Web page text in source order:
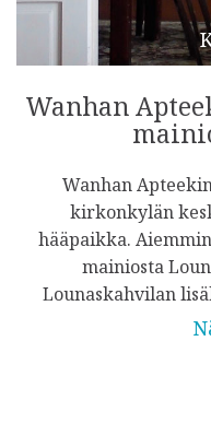
Wanhan
Wanhan
kirkonkylän
hääpaikka.
mainiosta
Lounaskahvilan